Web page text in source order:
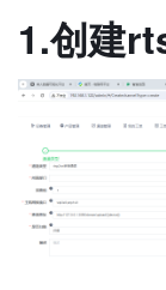
1.创建